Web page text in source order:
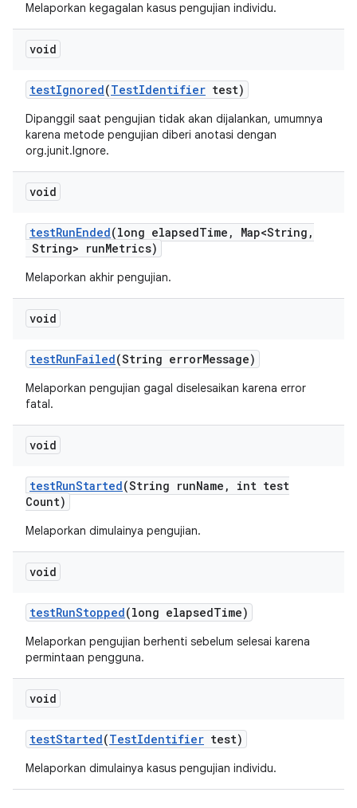
Melaporkan kegagalan kasus pengujian individu.
void
testIgnored(TestIdentifier test)
Dipanggil saat pengujian tidak akan dijalankan, umumnya
karena metode pengujian diberi anotasi dengan
org.junit.Ignore.
void
testRunEnded(long elapsedTime , Map<String ,
String> runMetrics)
Melaporkan akhir pengujian.
void
testRunFailed(String errorMessage)
Melaporkan pengujian gagal diselesaikan karena error
fatal.
void
testRunStarted(String runName ,
int test
Count)
Melaporkan dimulainya pengujian.
void
testRunStopped(long elapsedTime)
Melaporkan pengujian berhenti sebelum selesai karena
permintaan pengguna.
void
testStarted(TestIdentifier test)
Melaporkan dimulainya kasus pengujian individu.